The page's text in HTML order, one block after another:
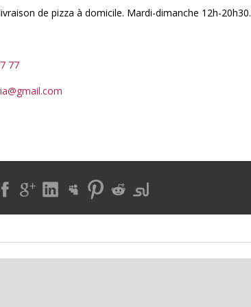
de pizza à domicile. Mardi-dimanche 12h-20h30.
77